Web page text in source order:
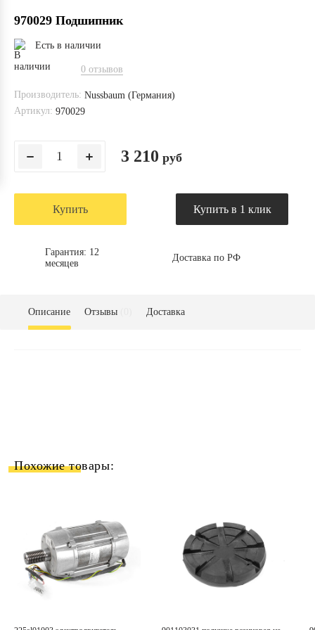
970029 Подшипник
Есть в наличии
0 отзывов
Производитель: Nussbaum (Германия)
Артикул: 970029
3 210 руб
Купить Купить в 1 клик
Гарантия: 12
месяцев
Доставка по РФ
Описание Отзывы Доставка
Похожие товары: